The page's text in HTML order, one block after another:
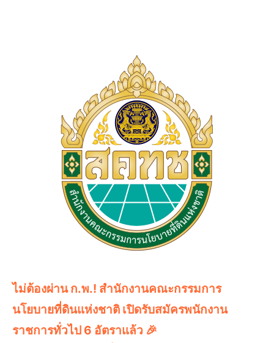
ไม่ต้องผ่าน ก.พ.! สำนักงานคณะกรรมการ
นโยบายที่ดินแห่งชาติ เปิดรับสมัครพนักงาน
ราชการทั่วไป 6 อัตราแล้ว 🎉